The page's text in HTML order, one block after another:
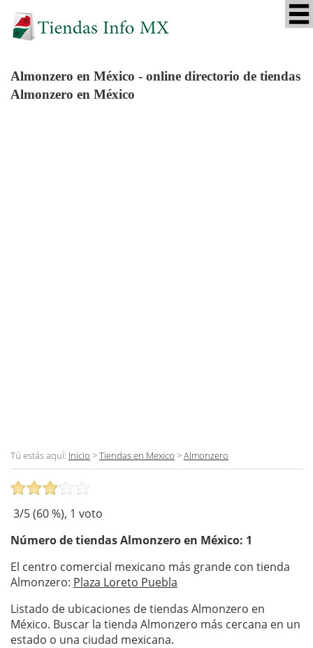
Almonzero en México - online directorio de tiendas
Almonzero en México
Tú estás aquí: Inicio >Tiendas en Mexico >Almonzero
3/5 (60%), 1 voto
Número de tiendasAlmonzeroen México: 1
El centro comercial mexicano más grande con tienda
Almonzero: Plaza Loreto Puebla
Listado de ubicaciones de tiendas Almonzero en
México. Buscar la tienda Almonzero más cercana en un
estado o una ciudad mexicana.